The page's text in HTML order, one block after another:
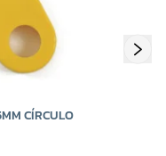
CÍRCULO